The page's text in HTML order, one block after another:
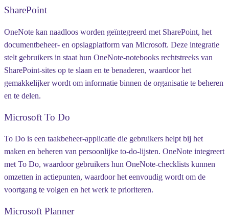
SharePoint
OneNote kan naadloos worden geïntegreerd met SharePoint, het
documentbeheer- en opslagplatform van Microsoft. Deze integratie
stelt gebruikers in staat hun OneNote-notebooks rechtstreeks van
SharePoint-sites op te slaan en te benaderen, waardoor het
gemakkelijker wordt om informatie binnen de organisatie te beheren
en te delen.
Microsoft To Do
To Do is een taakbeheer-applicatie die gebruikers helpt bij het
maken en beheren van persoonlijke to-do-lijsten. OneNote integreert
met To Do, waardoor gebruikers hun OneNote-checklists kunnen
omzetten in actiepunten, waardoor het eenvoudig wordt om de
voortgang te volgen en het werk te prioriteren.
Microsoft Planner